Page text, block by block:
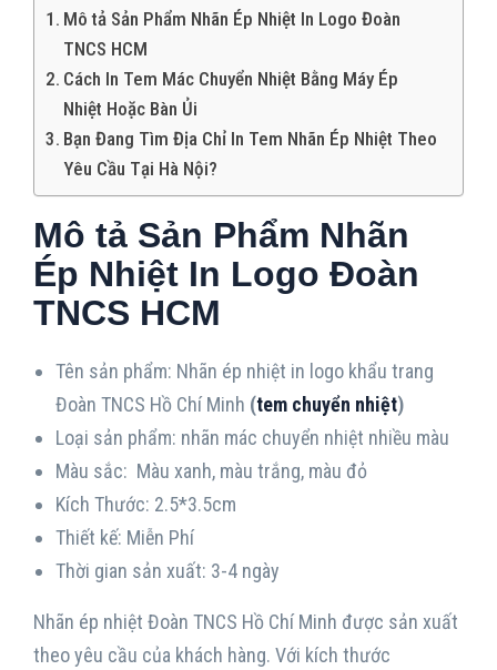
Mô tả Sản Phẩm Nhãn Ép Nhiệt In Logo Đoàn
TNCS HCM
Cách In Tem Mác Chuyển Nhiệt Bằng Máy Ép
Nhiệt Hoặc Bàn Ủi
Bạn Đang Tìm Địa Chỉ In Tem Nhãn Ép Nhiệt Theo
Yêu Cầu Tại Hà Nội?
Mô tả Sản Phẩm Nhãn
Ép Nhiệt In Logo Đoàn
TNCS HCM
Tên sản phẩm: Nhãn ép nhiệt in logo khẩu trang
Đoàn TNCS Hồ Chí Minh (tem chuyển nhiệt)
Loại sản phẩm: nhãn mác chuyển nhiệt nhiều màu
Màu sắc: Màu xanh, màu trắng, màu đỏ
Kích Thước: 2.5*3.5cm
Thiết kế: Miễn Phí
Thời gian sản xuất: 3-4 ngày
Nhãn ép nhiệt Đoàn TNCS Hồ Chí Minh được sản xuất
theo yêu cầu của khách hàng. Với kích thước